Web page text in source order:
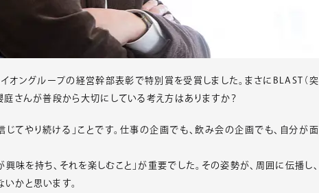
オングループの経営幹部表彰で特別賞を受賞しました。まさにBLAST（突
庭さんが普段から大切にしている考え方はありますか？
じてやり続ける」ことです。仕事の企画でも、飲み会の企画でも、自分が面
味を持ち、それを楽しむこと」が重要でした。その姿勢が、周囲に伝播し、
かと思います。